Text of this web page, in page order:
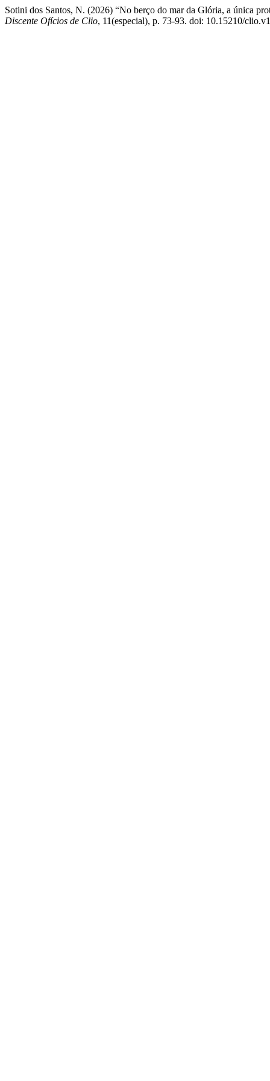
Sotini dos Santos, N. (2026) “No berço do mar da Glória, a única
Discente Ofícios de Clio, 11(especial), p. 73-93. doi: 10.15210/